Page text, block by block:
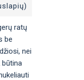
ratų
be
nei
būtina